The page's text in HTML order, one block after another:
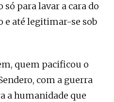
só para lavar a cara do
até legitimar-se sob
quem pacificou o
com a guerra
a humanidade que